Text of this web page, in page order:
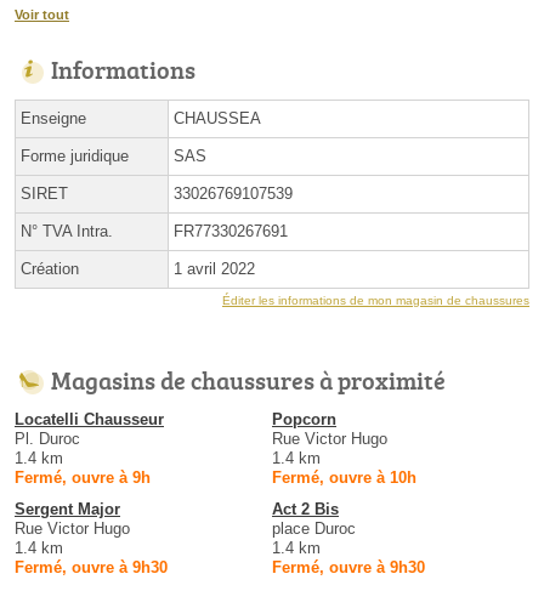
Voir tout
Informations
Enseigne CHAUSSEA
Forme juridique SAS
SIRET 33026769107539
N° TVA Intra. FR77330267691
Création 1 avril 2022
Éditer les informations de mon magasin de chaussures
Magasins de chaussures à proximité
Locatelli Chausseur
Pl. Duroc
1.4 km
Fermé, ouvre à 9h
Popcorn
Rue Victor Hugo
1.4 km
Fermé, ouvre à 10h
Sergent Major
Rue Victor Hugo
1.4 km
Fermé, ouvre à 9h30
Act 2 Bis
place Duroc
1.4 km
Fermé, ouvre à 9h30